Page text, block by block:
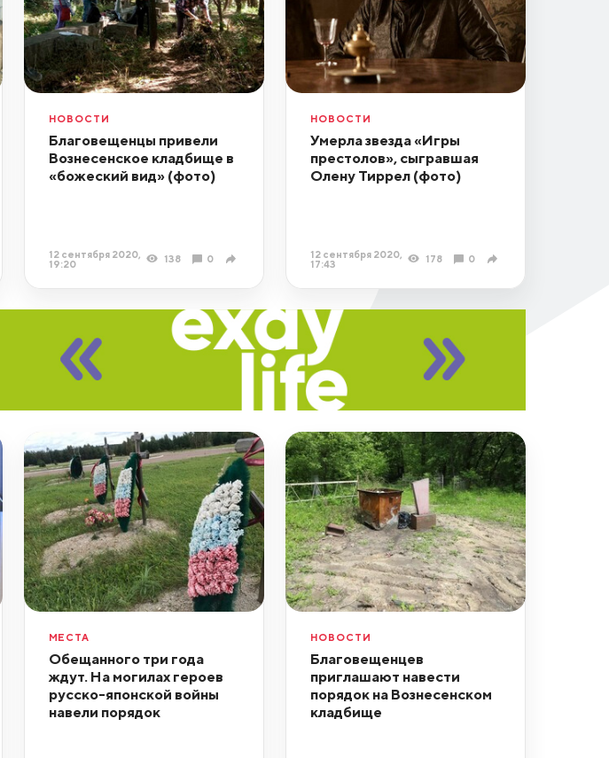
НОВОСТИ
Благовещенцы привели
Вознесенское кладбище в
«божеский вид» (фото)
12 сентября 2020,
19:20
138 0
НОВОСТИ
Умерла звезда «Игры
престолов», сыгравшая
Олену Тиррел (фото)
12 сентября 2020,
17:43
178 0
МЕСТА
Обещанного три года
ждут. На могилах героев
русско-японской войны
навели порядок
НОВОСТИ
Благовещенцев
приглашают навести
порядок на Вознесенском
кладбище